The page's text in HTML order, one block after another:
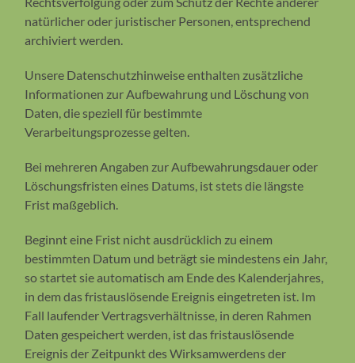
natürlicher oder juristischer Personen, entsprechend
archiviert werden.
Unsere Datenschutzhinweise enthalten zusätzliche
Informationen zur Aufbewahrung und Löschung von
Daten, die speziell für bestimmte
Verarbeitungsprozesse gelten.
Bei mehreren Angaben zur Aufbewahrungsdauer oder
Löschungsfristen eines Datums, ist stets die längste
Frist maßgeblich.
Beginnt eine Frist nicht ausdrücklich zu einem
bestimmten Datum und beträgt sie mindestens ein Jahr,
so startet sie automatisch am Ende des Kalenderjahres,
in dem das fristauslösende Ereignis eingetreten ist. Im
Fall laufender Vertragsverhältnisse, in deren Rahmen
Daten gespeichert werden, ist das fristauslösende
Ereignis der Zeitpunkt des Wirksamwerdens der